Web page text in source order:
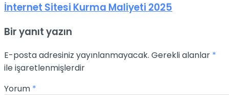
İnternet Sitesi Kurma Maliyeti 2025
Bir yanıt yazın
E-posta adresiniz yayınlanmayacak. Gerekli alanlar *
ile işaretlenmişlerdir
Yorum *